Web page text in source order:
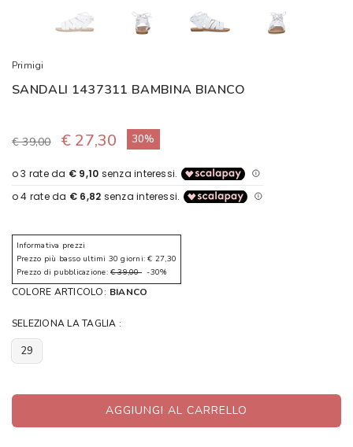
Primigi
SANDALI 1437311 BAMBINA BIANCO
€ 39,00 € 27,30 30%
Informativa prezzi
Prezzo più basso ultimi 30 giorni: € 27,30
Prezzo di pubblicazione: € 39,00-30%
COLORE ARTICOLO: BIANCO
SELEZIONA LA TAGLIA :
29
AGGIUNGI AL CARRELLO